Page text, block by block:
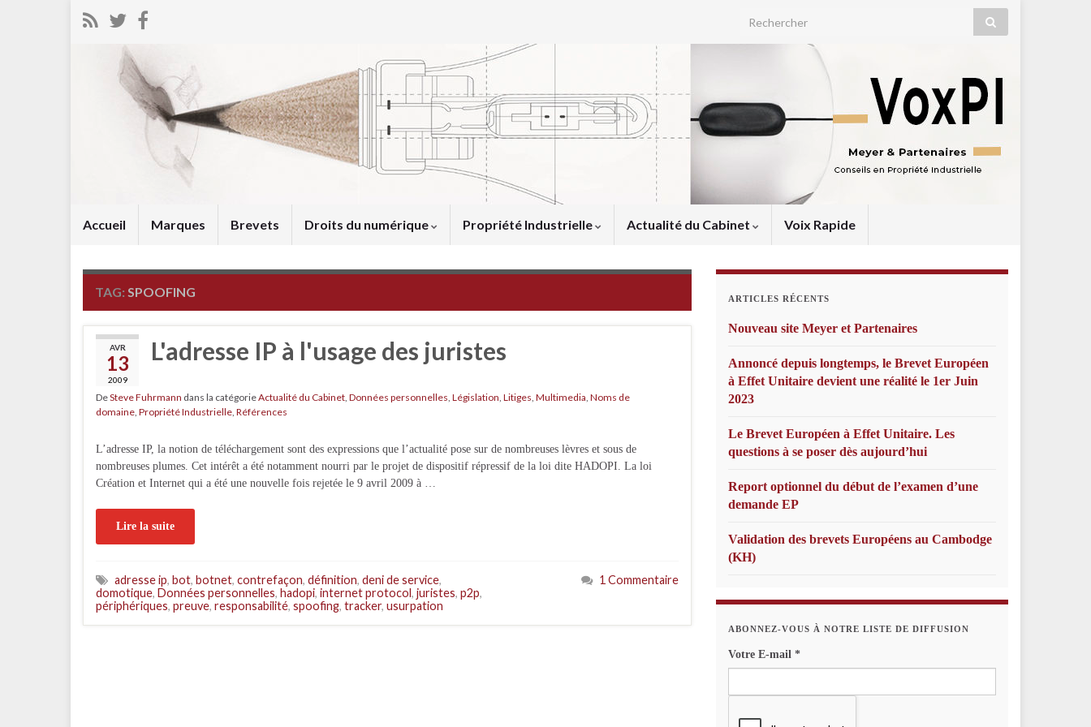
Search for:
Accueil Marques Brevets Droits du numérique Propriété Industrielle Actualité du Cabinet Voix Rapide
TAG: SPOOFING
AVR
13
2009
L'adresse IP à l'usage des juristes
DeSteve Fuhrmann dans la catégorieActualité du Cabinet, Données personnelles, Législation, Litiges, Multimedia, Noms de
domaine, Propriété Industrielle, Références
L’adresse IP, la notion de téléchargement sont des expressions que l’actualité pose sur de nombreuses lèvres et sous de
nombreuses plumes. Cet intérêt a été notamment nourri par le projet de dispositif répressif de la loi dite HADOPI. La loi
Création et Internet qui a été une nouvelle fois rejetée le 9 avril 2009 à …
Lire la suite
adresse ip, bot, botnet, contrefaçon, définition, deni de service,
domotique, Données personnelles, hadopi, internet protocol, juristes, p2p,
périphériques, preuve, responsabilité, spoofing, tracker, usurpation
1 Commentaire
ARTICLES RÉCENTS
Nouveau site Meyer et Partenaires
Annoncé depuis longtemps, le Brevet Européen
à Effet Unitaire devient une réalité le 1er Juin
2023
Le Brevet Européen à Effet Unitaire. Les
questions à se poser dès aujourd’hui
Report optionnel du début de l’examen d’une
demande EP
Validation des brevets Européens au Cambodge
(KH)
ABONNEZ-VOUS À NOTRE LISTE DE DIFFUSION
Votre E-mail *